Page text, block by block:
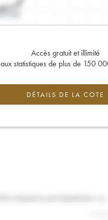
Accès gratuit et illimité
aux statistiques de plus de 150
DÉTAILS DE LA COTE